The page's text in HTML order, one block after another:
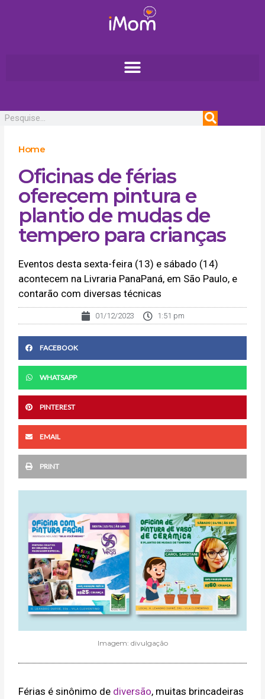
Home
Oficinas de férias
oferecem pintura e
plantio de mudas de
tempero para crianças
Eventos desta sexta-feira (13) e sábado (14)
acontecem na Livraria PanaPaná, em São Paulo, e
contarão com diversas técnicas
01/12/2023 1:51 pm
FACEBOOK
WHATSAPP
PINTEREST
EMAIL
PRINT
Imagem: divulgação
Férias é sinônimo de diversão, muitas brincadeiras